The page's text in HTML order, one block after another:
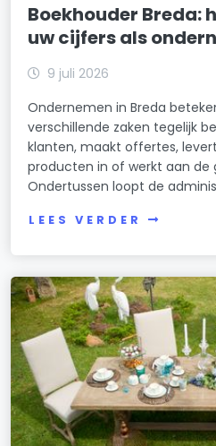
Boekhouder Breda:
uw cijfers als
9 juli 2026
Ondernemen in Breda
verschillende zaken tegelijk
klanten, maakt offertes,
producten in of werkt aan de
Ondertussen loopt de
LEES VERDER